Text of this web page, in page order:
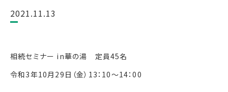
2021.11.13
相続セミナー in華の湯 定員45名
令和3年10月29日（金）13：10～14：00